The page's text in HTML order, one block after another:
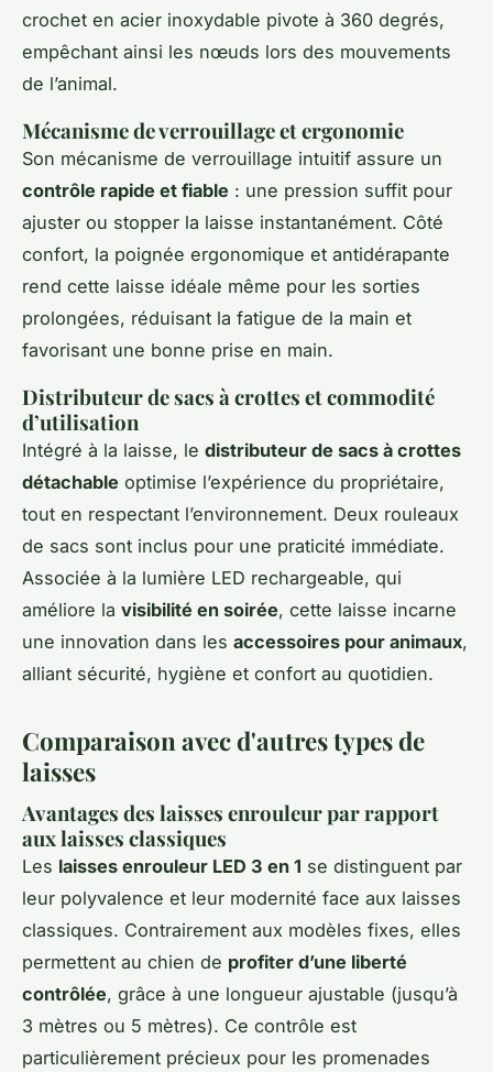
crochet en acier inoxydable pivote à 360 degrés,
empêchant ainsi les nœuds lors des mouvements
de l’animal.
Mécanisme de verrouillage et ergonomie
Son mécanisme de verrouillage intuitif assure un
contrôle rapide et fiable : une pression suffit pour
ajuster ou stopper la laisse instantanément. Côté
confort, la poignée ergonomique et antidérapante
rend cette laisse idéale même pour les sorties
prolongées, réduisant la fatigue de la main et
favorisant une bonne prise en main.
Distributeur de sacs à crottes et commodité
d’utilisation
Intégré à la laisse, le distributeur de sacs à crottes
détachable optimise l’expérience du propriétaire,
tout en respectant l’environnement. Deux rouleaux
de sacs sont inclus pour une praticité immédiate.
Associée à la lumière LED rechargeable, qui
améliore la visibilité en soirée, cette laisse incarne
une innovation dans les accessoires pour animaux,
alliant sécurité, hygiène et confort au quotidien.
Comparaison avec d'autres types de
laisses
Avantages des laisses enrouleur par rapport
aux laisses classiques
Les laisses enrouleur LED 3 en 1 se distinguent par
leur polyvalence et leur modernité face aux laisses
classiques. Contrairement aux modèles fixes, elles
permettent au chien de profiter d’une liberté
contrôlée, grâce à une longueur ajustable (jusqu’à
3 mètres ou 5 mètres). Ce contrôle est
particulièrement précieux pour les promenades